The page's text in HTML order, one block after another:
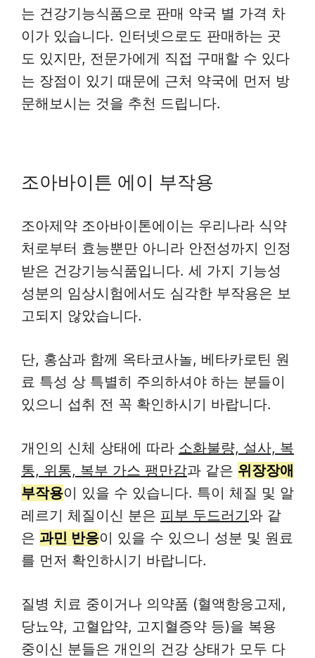
는 건강기능식품으로 판매 약국 별 가격 차
이가 있습니다. 인터넷으로도 판매하는 곳
도 있지만, 전문가에게 직접 구매할 수 있다
는 장점이 있기 때문에 근처 약국에 먼저 방
문해보시는 것을 추천 드립니다.
조아바이튼 에이 부작용
조아제약 조아바이톤에이는 우리나라 식약
처로부터 효능뿐만 아니라 안전성까지 인정
받은 건강기능식품입니다. 세 가지 기능성
성분의 임상시험에서도 심각한 부작용은 보
고되지 않았습니다.
단, 홍삼과 함께 옥타코사놀, 베타카로틴 원
료 특성 상 특별히 주의하셔야 하는 분들이
있으니 섭취 전 꼭 확인하시기 바랍니다.
개인의 신체 상태에 따라 소화불량, 설사, 복
통, 위통, 복부 가스 팽만감과 같은 위장장애
부작용이 있을 수 있습니다. 특이 체질 및 알
레르기 체질이신 분은 피부 두드러기와 같
은 과민 반응이 있을 수 있으니 성분 및 원료
를 먼저 확인하시기 바랍니다.
질병 치료 중이거나 의약품 (혈액항응고제,
당뇨약, 고혈압약, 고지혈증약 등)을 복용
중이신 분들은 개인의 건강 상태가 모두 다